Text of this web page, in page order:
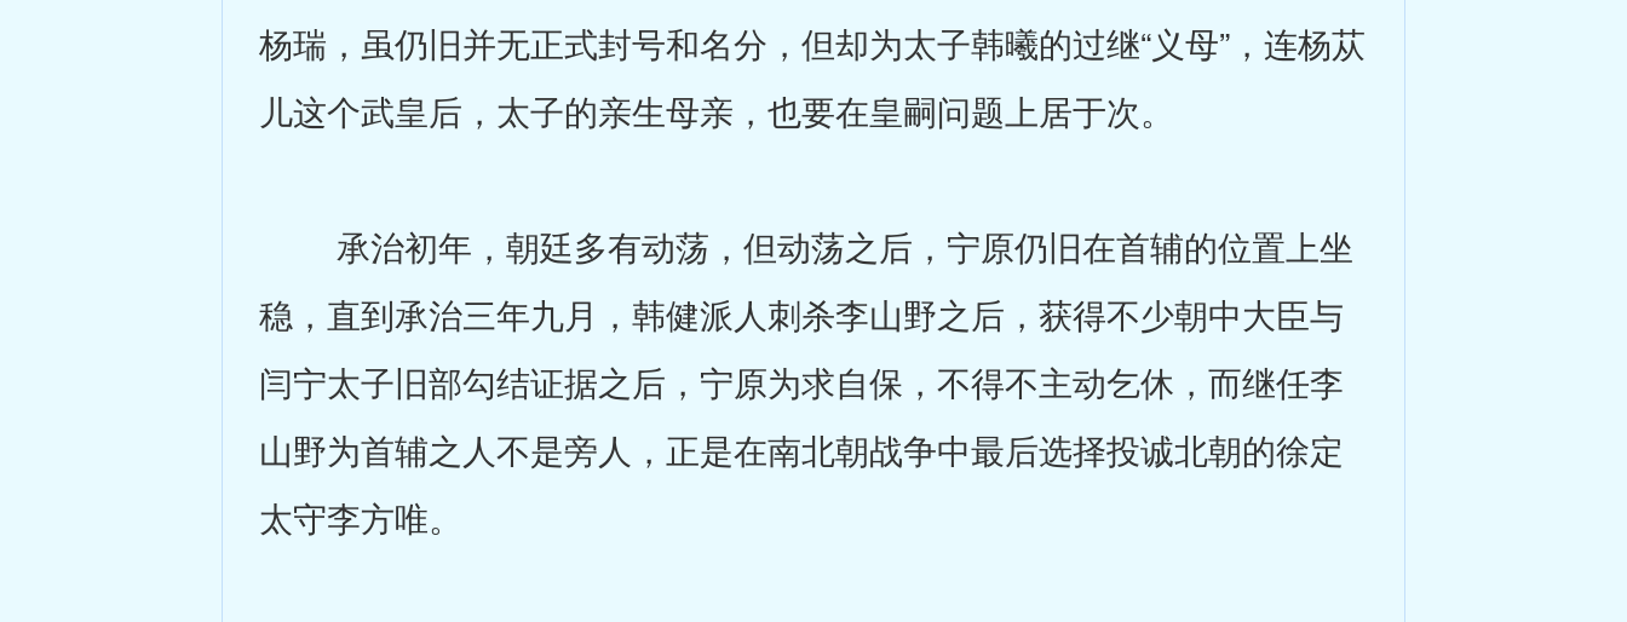
杨瑞，虽仍旧并无正式封号和名分，但却为太子韩曦的过继“义母”，连杨苁
儿这个武皇后，太子的亲生母亲，也要在皇嗣问题上居于次。
承治初年，朝廷多有动荡，但动荡之后，宁原仍旧在首辅的位置上坐
稳，直到承治三年九月，韩健派人刺杀李山野之后，获得不少朝中大臣与
闫宁太子旧部勾结证据之后，宁原为求自保，不得不主动乞休，而继任李
山野为首辅之人不是旁人，正是在南北朝战争中最后选择投诚北朝的徐定
太守李方唯。